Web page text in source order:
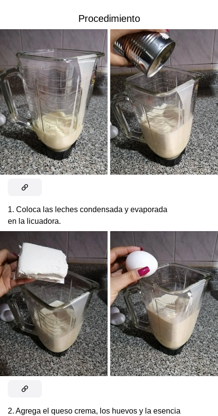
Procedimiento
1. Coloca las leches condensada y evaporada
en la licuadora.
2. Agrega el queso crema, los huevos y la esencia